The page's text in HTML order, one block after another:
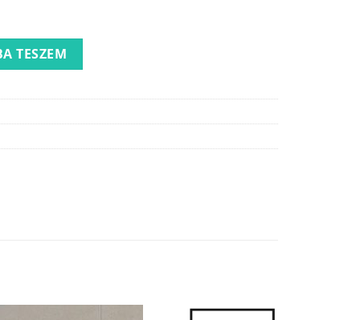
mennyiség
TESZEM